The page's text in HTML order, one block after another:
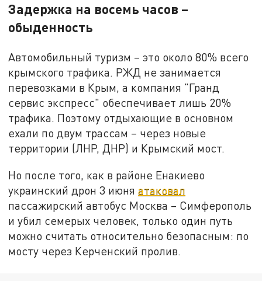
Задержка на восемь часов –
обыденность
Автомобильный туризм – это около 80% всего
крымского трафика. РЖД не занимается
перевозками в Крым, а компания "Гранд
сервис экспресс" обеспечивает лишь 20%
трафика. Поэтому отдыхающие в основном
ехали по двум трассам – через новые
территории (ЛНР, ДНР) и Крымский мост.
Но после того, как в районе Енакиево
украинский дрон 3 июняатаковал
пассажирский автобус Москва – Симферополь
и убил семерых человек, только один путь
можно считать относительно безопасным: по
мосту через Керченский пролив.